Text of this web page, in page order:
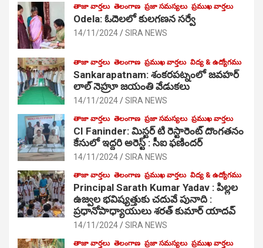
తాజా వార్తలు తెలంగాణ ప్రజా సమస్యలు ప్రముఖ వార్తలు
Odela: ఓదెలలో కులగణన సర్వే
14/11/2024 SIRA NEWS
తాజా వార్తలు తెలంగాణ ప్రముఖ వార్తలు విద్య & ఉద్యోగము
Sankarapatnam: శంకరపట్నంలో జవహర్
లాల్ నెహ్రూ జయంతి వేడుకలు
14/11/2024 SIRA NEWS
తాజా వార్తలు తెలంగాణ ప్రజా సమస్యలు ప్రముఖ వార్తలు
CI Faninder: మిస్టర్ టి రెస్టారెంట్ దొంగతనం
కేసులో ఇద్దరి అరెస్ట్ : సీఐ ఫణిందర్
14/11/2024 SIRA NEWS
తాజా వార్తలు తెలంగాణ ప్రముఖ వార్తలు విద్య & ఉద్యోగము
Principal Sarath Kumar Yadav : పిల్లల
ఉజ్వల భవిష్యత్తుకు చదువే పునాది :
ప్రధానోపాధ్యాయులు శరత్ కుమార్ యాదవ్
14/11/2024 SIRA NEWS
తాజా వార్తలు తెలంగాణ ప్రజా సమస్యలు ప్రముఖ వార్తలు